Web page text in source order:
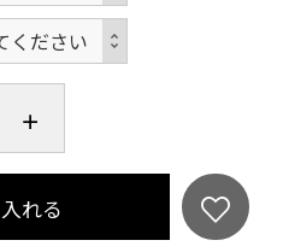
により生み出された商
発想と企業さんの技術
ております！
センタ一商店街にて革
れる